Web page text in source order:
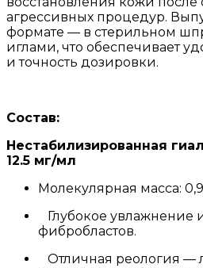
агрессивных процедур.
формате — в стерильном
иглами, что обеспечивает
и точность дозировки.
Состав:
Нестабилизированная
12.5 мг/мл
Молекулярная масса:
Глубокое увлажнение
фибробластов.
Отличная реология —